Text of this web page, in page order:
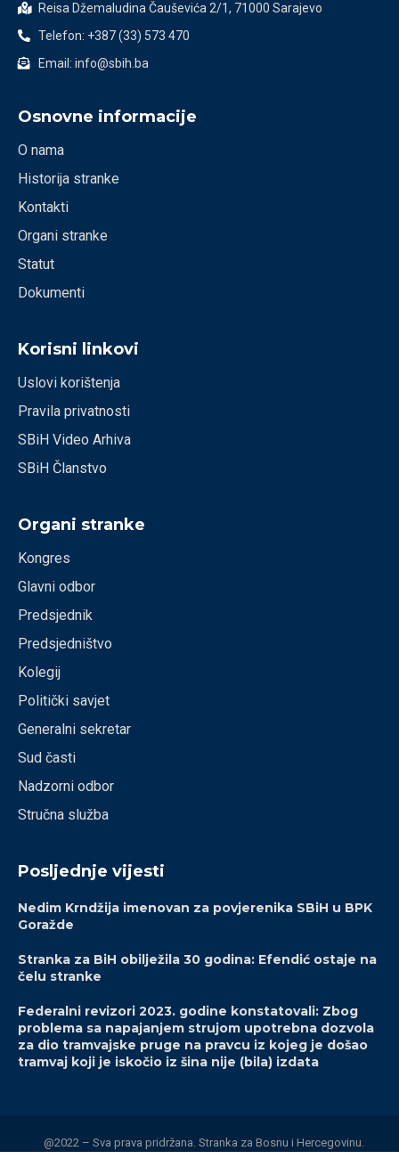
Reisa Džemaludina Čauševića 2/1, 71000 Sarajevo
Telefon: +387 (33) 573 470
Email: info@sbih.ba
Osnovne informacije
O nama
Historija stranke
Kontakti
Organi stranke
Statut
Dokumenti
Korisni linkovi
Uslovi korištenja
Pravila privatnosti
SBiH Video Arhiva
SBiH Članstvo
Organi stranke
Kongres
Glavni odbor
Predsjednik
Predsjedništvo
Kolegij
Politički savjet
Generalni sekretar
Sud časti
Nadzorni odbor
Stručna služba
Posljednje vijesti
Nedim Krndžija imenovan za povjerenika SBiH u BPK
Goražde
Stranka za BiH obilježila 30 godina: Efendić ostaje na
čelu stranke
Federalni revizori 2023. godine konstatovali: Zbog
problema sa napajanjem strujom upotrebna dozvola
za dio tramvajske pruge na pravcu iz kojeg je došao
tramvaj koji je iskočio iz šina nije (bila) izdata
@2022 – Sva prava pridržana. Stranka za Bosnu i Hercegovinu.